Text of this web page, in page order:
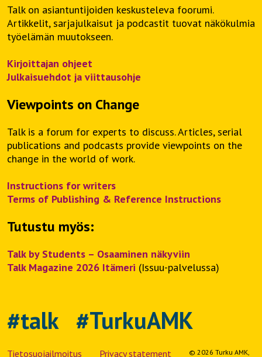
Talk on asiantuntijoiden keskusteleva foorumi.
Artikkelit, sarjajulkaisut ja podcastit tuovat näkökulmia
työelämän muutokseen.
Kirjoittajan ohjeet
Julkaisuehdot ja viittausohje
Viewpoints on Change
Talk is a forum for experts to discuss. Articles, serial
publications and podcasts provide viewpoints on the
change in the world of work.
Instructions for writers
Terms of Publishing & Reference Instructions
Tutustu myös:
Talk by Students – Osaaminen näkyviin
Talk Magazine 2026 Itämeri (Issuu-palvelussa)
#talk #TurkuAMK
Tietosuojailmoitus Privacy statement
© 2026 Turku AMK,